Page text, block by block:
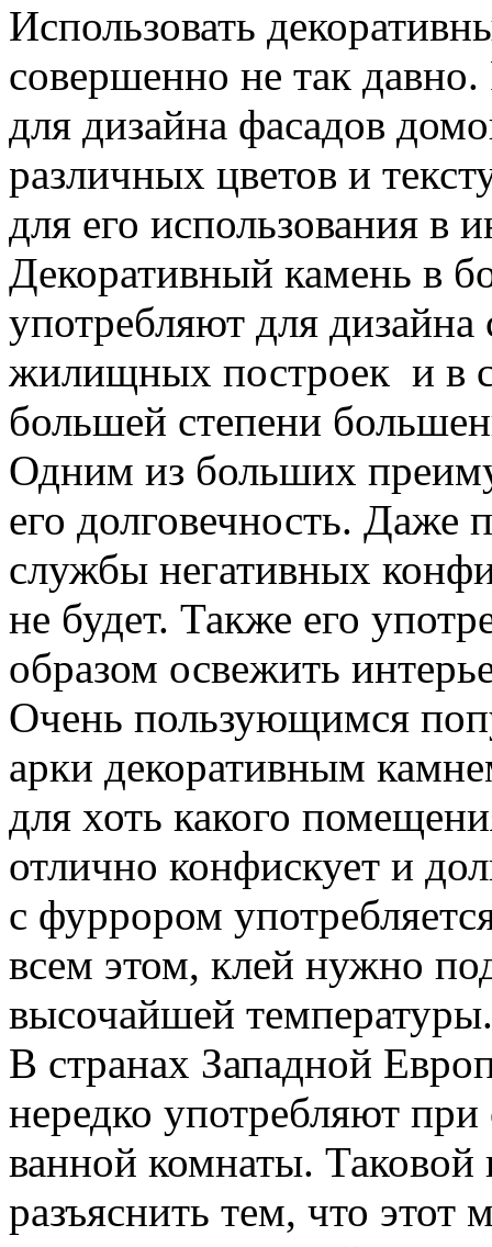
Использовать
совершенно не так давно.
для дизайна фасадов
различных цветов и
для его использования в
Декоративный камень в
употребляют для
жилищных построек и в
большей степени
Одним из больших
его долговечность. Даже
службы негативных
не будет. Также его
образом освежить
Очень пользующимся
арки декоративным
для хоть какого
отлично конфискует и
с фуррором
всем этом, клей нужно
высочайшей температуры.
В странах Западной
нередко употребляют
ванной комнаты.
разъяснить тем, что этот